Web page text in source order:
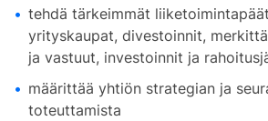
tehdä tärkeimmät
yrityskaupat, divestoinnit,
ja vastuut, investoinnit ja
määrittää yhtiön strategian ja
toteuttamista